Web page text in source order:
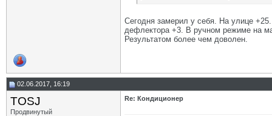
Сегодня замерил у себя. На улице
дефлектора +3. В ручном режиме на
Результатом более чем доволен.
02.06.2017, 16:19
TOSJ
Продвинутый
Re: Кондиционер